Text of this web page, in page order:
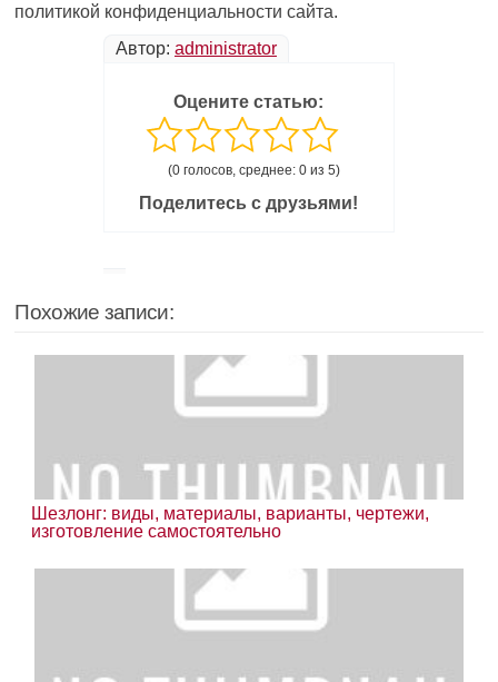
политикой конфиденциальности сайта.
Автор: administrator
Оцените статью:
(0 голосов, среднее: 0 из 5)
Поделитесь с друзьями!
Похожие записи:
Шезлонг: виды, материалы, варианты, чертежи,
изготовление самостоятельно